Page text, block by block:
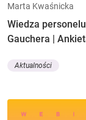
Marta Kwaśnicka
Wiedza
Gauchera |
Aktualności